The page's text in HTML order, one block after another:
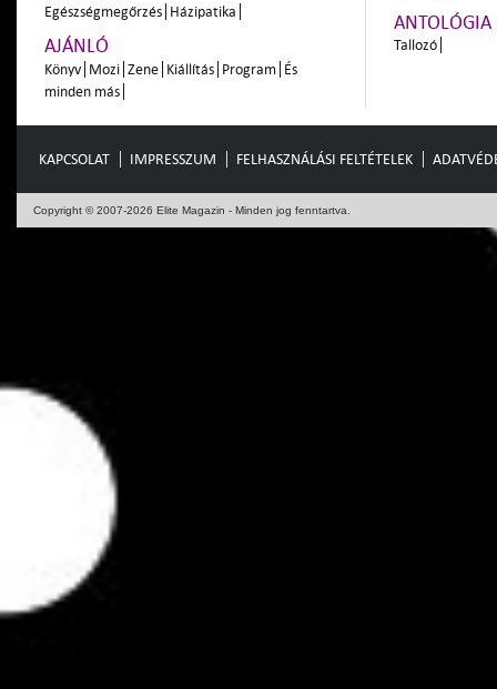
Egészségmegőrzés Házipatika
AJÁNLÓ
Könyv Mozi Zene Kiállítás Program És
minden más
ANTOLÓGIA
Tallozó
KAPCSOLAT IMPRESSZUM FELHASZNÁLÁSI FELTÉTELEK
Copyright © 2007-2026 Elite Magazin - Minden jog fenntartva.